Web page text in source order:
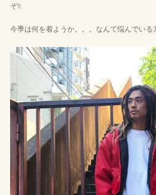
ぞ!!
今季は何を着ようか。。。なんて悩んでいる